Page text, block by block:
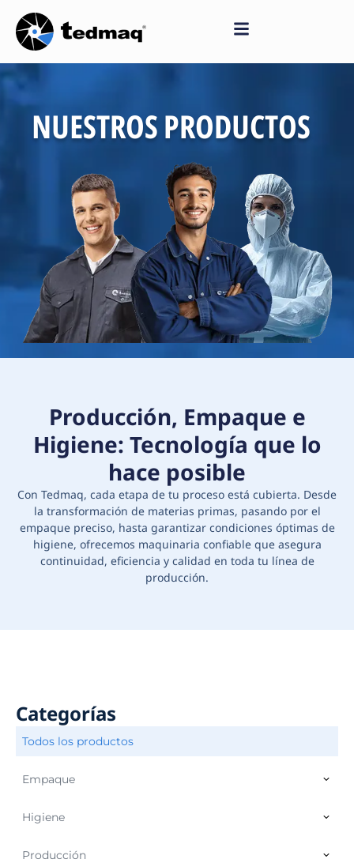
Saltar
al
contenido
NUESTROS PRODUCTOS
Producción, Empaque e
Higiene: Tecnología que lo
hace posible
Con Tedmaq, cada etapa de tu proceso está cubierta. Desde
la transformación de materias primas, pasando por el
empaque preciso, hasta garantizar condiciones óptimas de
higiene, ofrecemos maquinaria confiable que asegura
continuidad, eficiencia y calidad en toda tu línea de
producción.
Categorías
Empaque
Higiene
Producción
Todos los productos